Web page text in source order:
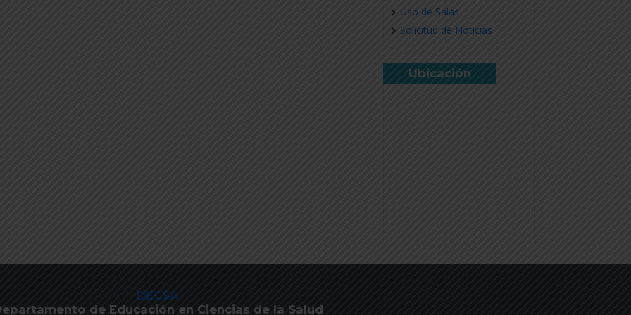
Uso de Salas
Solicitud de Noticias
Ubicación
DECSA
de Educación en Ciencias de la Salud